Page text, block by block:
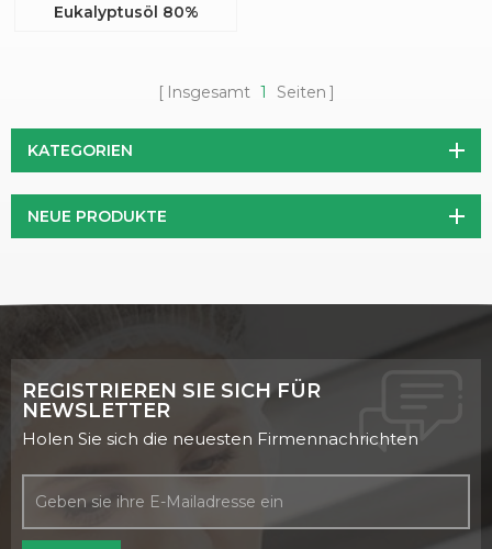
Eukalyptusöl 80%
Insgesamt 1 Seiten
KATEGORIEN
NEUE PRODUKTE
REGISTRIEREN SIE SICH FÜR
NEWSLETTER
Holen Sie sich die neuesten Firmennachrichten